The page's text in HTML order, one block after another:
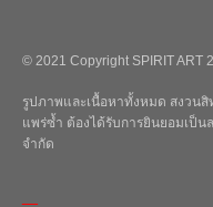
© 2021 Copyright SPIRIT ART
รูปภาพและเนื้อหาทั้งหมด สงวน
แพร่ซ้ำ ต้องได้รับการยินยอมเป็
จำกัด